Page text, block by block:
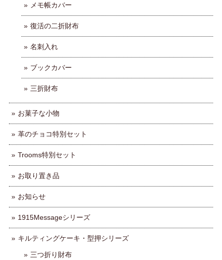
メモ帳カバー
復活の二折財布
名刺入れ
ブックカバー
三折財布
お菓子な小物
革のチョコ特別セット
Trooms特別セット
お取り置き品
お知らせ
1915Messageシリーズ
キルティングケーキ・型押シリーズ
三つ折り財布